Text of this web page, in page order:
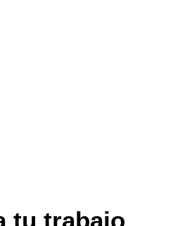
tu trabajo